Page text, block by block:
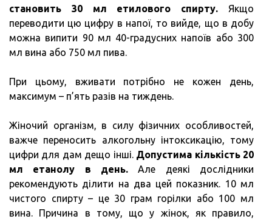
становить 30 мл етилового спирту. Якщо
переводити цю цифру в напої, то вийде, що в добу
можна випити 90 мл 40-градусних напоїв або 300
мл вина або 750 мл пива.
При цьому, вживати потрібно не кожен день,
максимум – п’ять разів на тиждень.
Жіночий організм, в силу фізичних особливостей,
важче переносить алкогольну інтоксикацію, тому
цифри для дам дещо інші. Допустима кількість 20
мл етанолу в день. Але деякі дослідники
рекомендують ділити на два цей показник. 10 мл
чистого спирту – це 30 грам горілки або 100 мл
вина. Причина в тому, що у жінок, як правило,